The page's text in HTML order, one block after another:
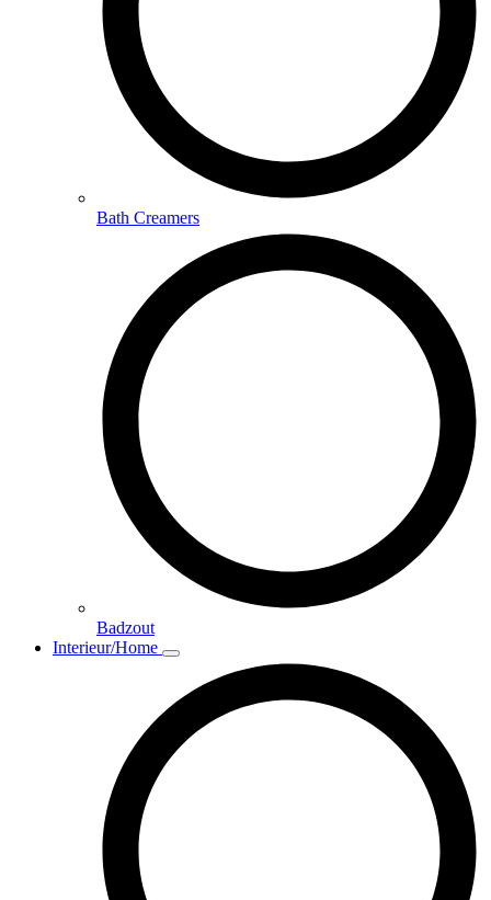
Bath Creamers
Badzout
Interieur/Home